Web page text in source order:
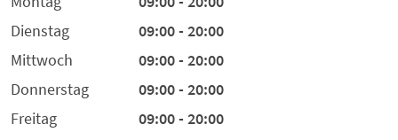
Dienstag
09:00 - 20:00
Mittwoch
09:00 - 20:00
Donnerstag
09:00 - 20:00
Freitag
09:00 - 20:00